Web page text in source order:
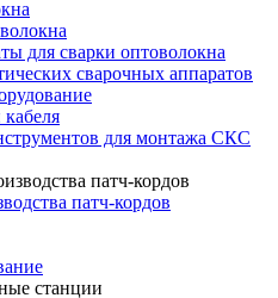
для сварки оптоволокна
сварочных аппаратов
для монтажа СКС
патч-кордов